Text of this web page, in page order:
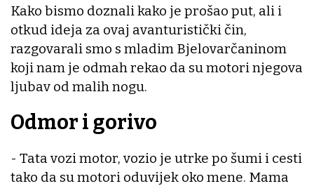
Kako bismo doznali kako je prošao put, ali i
otkud ideja za ovaj avanturistički čin,
razgovarali smo s mladim Bjelovarčaninom
koji nam je odmah rekao da su motori njegova
ljubav od malih nogu.
Odmor i gorivo
- Tata vozi motor, vozio je utrke po šumi i cesti
tako da su motori oduvijek oko mene. Mama